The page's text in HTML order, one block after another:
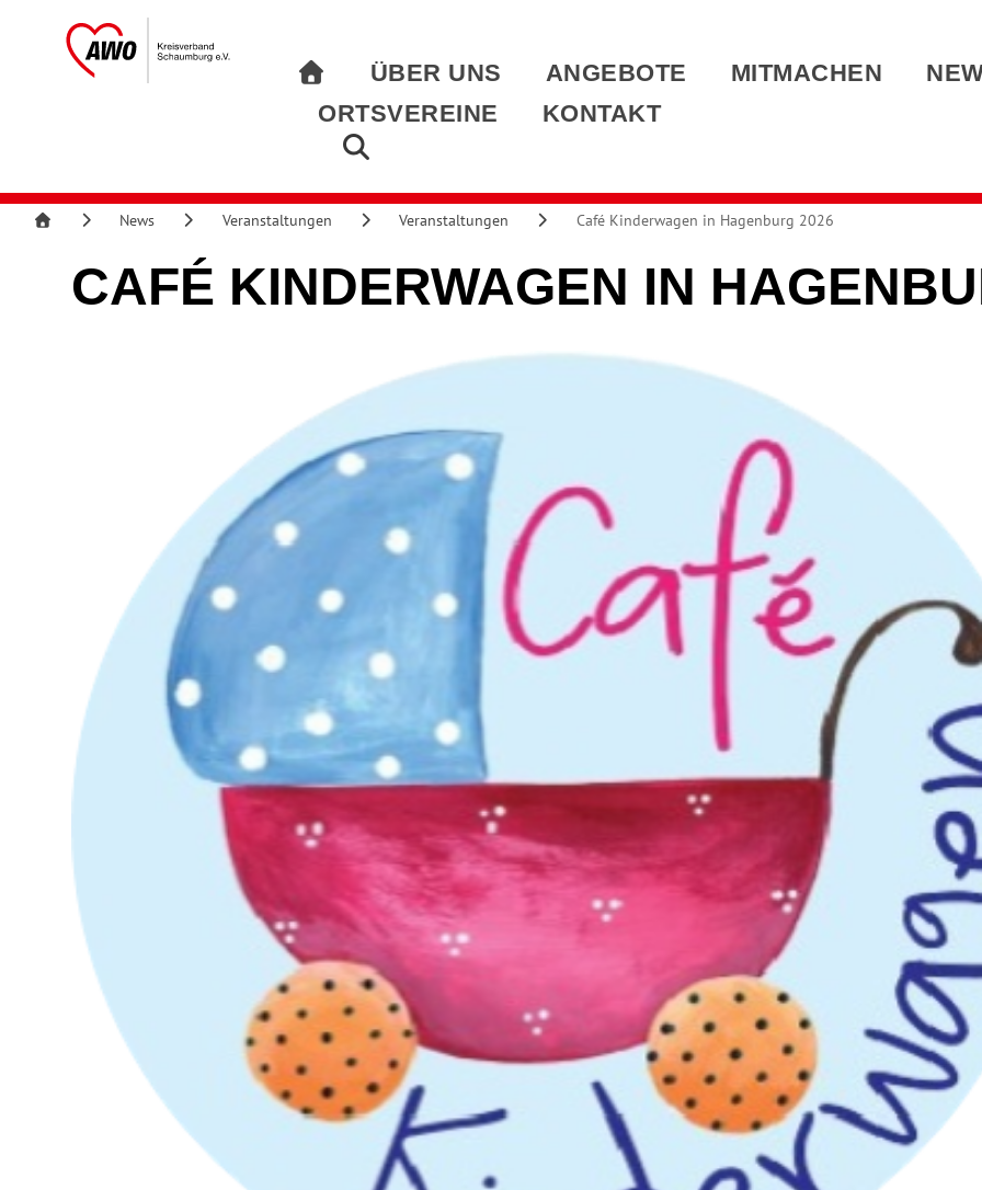
ÜBER UNS ANGEBOTE MITMACHEN
ORTSVEREINE
KONTAKT
News Veranstaltungen Veranstaltungen Café Kinderwagen in Hagenburg 2026
CAFÉ KINDERWAGEN IN